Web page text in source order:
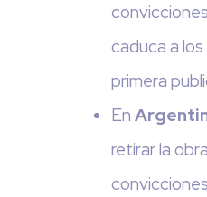
caduca a
primera
En
retirar la